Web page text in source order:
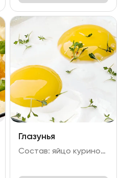
Глазунья
Состав: яйцо куриное - 2 шт